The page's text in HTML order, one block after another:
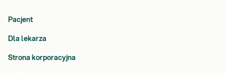
Pacjent
Dla lekarza
Strona korporacyjna